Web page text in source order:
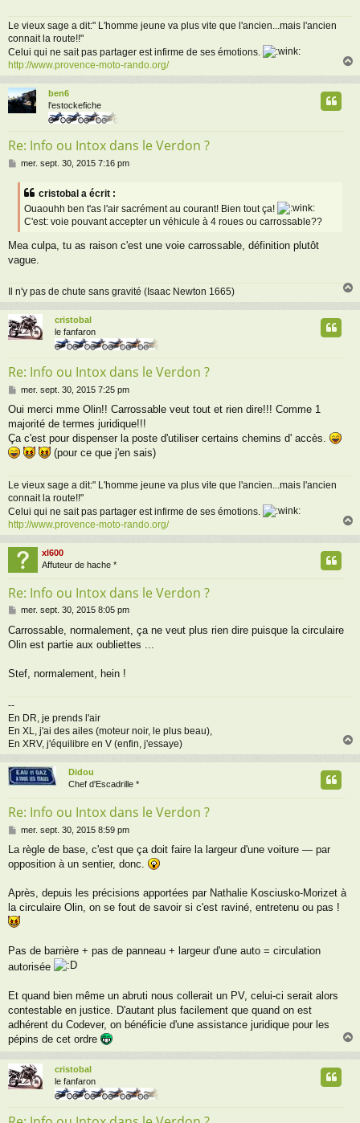
e
Le vieux sage a dit:" L'homme jeune va plus vite que l'ancien...mais l'ancien
connait la route!!"
Celui qui ne sait pas partager est infirme de ses émotions.
http://www.provence-moto-rando.org/
ben6
l'estockefiche
Re: Info ou Intox dans le Verdon ?
M
e
mer. sept. 30, 2015 7:16 pm
cristobal a écrit :
Ouaouhh ben t'as l'air sacrément au courant! Bien tout ça!
C'est: voie pouvant accepter un véhicule à 4 roues ou carrossable??
Mea culpa, tu as raison c'est une voie carrossable, définition plutôt
vague.
Il n'y pas de chute sans gravité (Isaac Newton 1665)
cristobal
le fanfaron
Re: Info ou Intox dans le Verdon ?
M
s
s
a
g
e
mer. sept. 30, 2015 7:25 pm
Oui merci mme Olin!! Carrossable veut tout et rien dire!!! Comme 1
majorité de termes juridique!!!
Ça c'est pour dispenser la poste d'utiliser certains chemins d' accès.
(pour ce que j'en sais)
Le vieux sage a dit:" L'homme jeune va plus vite que l'ancien...mais l'ancien
connait la route!!"
Celui qui ne sait pas partager est infirme de ses émotions.
http://www.provence-moto-rando.org/
a
xl600
Affuteur de hache *
Re: Info ou Intox dans le Verdon ?
M
s
s
g
mer. sept. 30, 2015 8:05 pm
Carrossable, normalement, ça ne veut plus rien dire puisque la circulaire
Olin est partie aux oubliettes ...
Stef, normalement, hein !
--
En DR, je prends l'air
En XL, j'ai des ailes (moteur noir, le plus beau),
En XRV, j'équilibre en V (enfin, j'essaye)
Didou
Chef d'Escadrille *
Re: Info ou Intox dans le Verdon ?
M
s
s
g
mer. sept. 30, 2015 8:59 pm
La règle de base, c'est que ça doit faire la largeur d'une voiture — par
opposition à un sentier, donc.
Après, depuis les précisions apportées par Nathalie Kosciusko-Morizet à
la circulaire Olin, on se fout de savoir si c'est raviné, entretenu ou pas !
Pas de barrière + pas de panneau + largeur d'une auto = circulation
autorisée
Et quand bien même un abruti nous collerait un PV, celui-ci serait alors
contestable en justice. D'autant plus facilement que quand on est
adhérent du Codever, on bénéficie d'une assistance juridique pour les
pépins de cet ordre
a
cristobal
le fanfaron